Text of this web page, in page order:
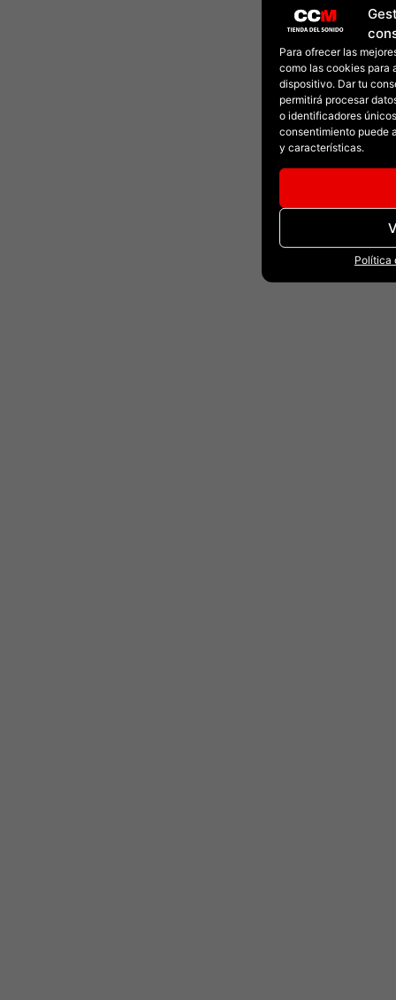
Para ofrecer las
como las cookies para
dispositivo. Dar tu
permitirá procesar
o identificadores
consentimiento puede
y características.
Política